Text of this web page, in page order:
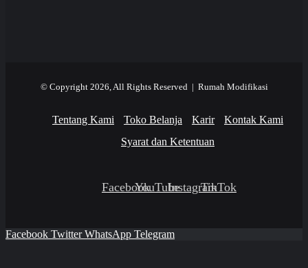
© Copyright 2026, All Rights Reserved | Rumah Modifikasi
Tentang Kami Toko Belanja Karir
Kontak Kami
Syarat dan Ketentuan
FacebookYouTubeInstagramTikTok
Facebook Twitter WhatsApp Telegram